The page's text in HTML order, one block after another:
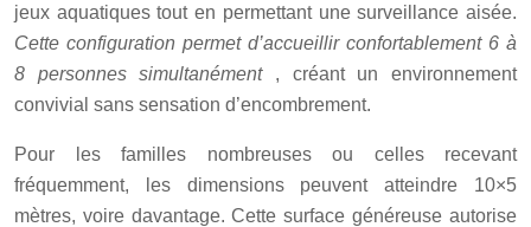
jeux aquatiques tout en permettant une surveillance aisée.
Cette configuration permet d’accueillir confortablement 6 à
8 personnes simultanément , créant un environnement
convivial sans sensation d’encombrement.
Pour les familles nombreuses ou celles recevant
fréquemment, les dimensions peuvent atteindre 10×5
mètres, voire davantage. Cette surface généreuse autorise